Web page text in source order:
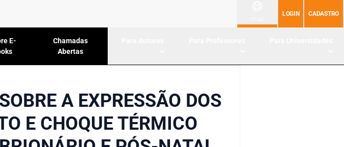
LOGIN CADASTRO
E-
Chamadas
Abertas
A EXPRESSÃO DOS
E CHOQUE TÉRMICO